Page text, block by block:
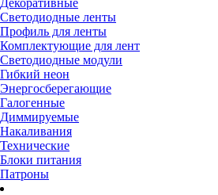
Декоративные
Светодиодные ленты
Профиль для ленты
Комплектующие для лент
Светодиодные модули
Гибкий неон
Энергосберегающие
Галогенные
Диммируемые
Накаливания
Технические
Блоки питания
Патроны